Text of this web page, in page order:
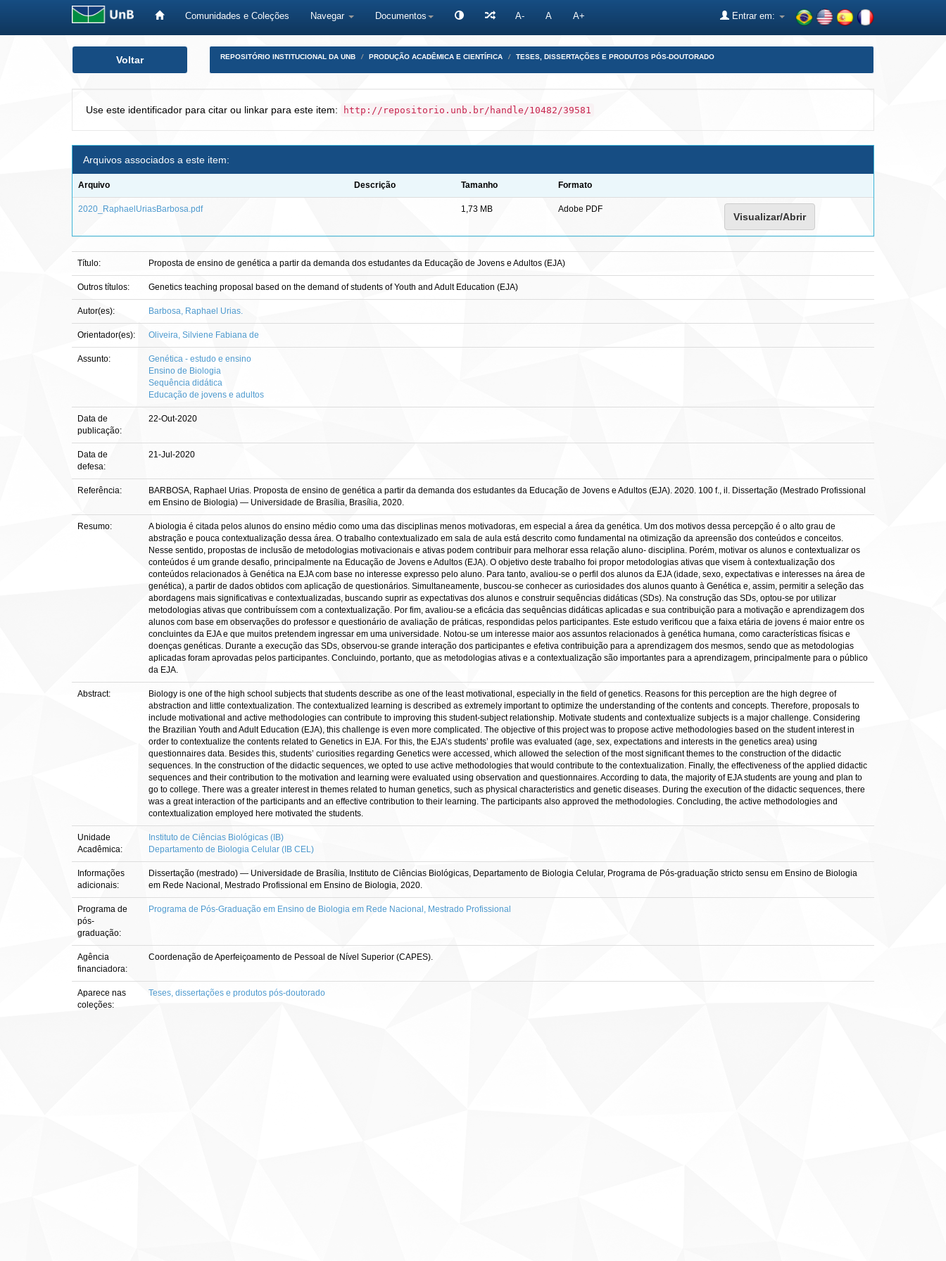
Comunidades e Coleções Navegar Documentos A- A A+ Entrar em:
Voltar REPOSITÓRIO INSTITUCIONAL DA UNB PRODUÇÃO ACADÊMICA E CIENTÍFICA TESES, DISSERTAÇÕES E PRODUTOS PÓS-DOUTORADO
Use este identificador para citar ou linkar para este item: http://repositorio.unb.br/handle/10482/39581
Arquivos associados a este item:
Arquivo Descrição Tamanho Formato
2020_RaphaelUriasBarbosa.pdf 1,73 MB Adobe PDF
Visualizar/Abrir
Título: Proposta de ensino de genética a partir da demanda dos estudantes da Educação de Jovens e Adultos (EJA)
Outros títulos: Genetics teaching proposal based on the demand of students of Youth and Adult Education (EJA)
Autor(es): Barbosa, Raphael Urias.
Orientador(es): Oliveira, Silviene Fabiana de
Assunto:
Genética - estudo e ensino
Ensino de Biologia
Sequência didática
Educação de jovens e adultos
Data de
publicação:
22-Out-2020
Data de
defesa:
21-Jul-2020
Referência:
BARBOSA, Raphael Urias. Proposta de ensino de genética a partir da demanda dos estudantes da Educação de Jovens e Adultos (EJA). 2020. 100 f., il. Dissertação (Mestrado Profissional
em Ensino de Biologia) — Universidade de Brasília, Brasília, 2020.
Resumo:
A biologia é citada pelos alunos do ensino médio como uma das disciplinas menos motivadoras, em especial a área da genética. Um dos motivos dessa percepção é o alto grau de
abstração e pouca contextualização dessa área. O trabalho contextualizado em sala de aula está descrito como fundamental na otimização da apreensão dos conteúdos e conceitos.
Nesse sentido, propostas de inclusão de metodologias motivacionais e ativas podem contribuir para melhorar essa relação aluno- disciplina. Porém, motivar os alunos e contextualizar os
conteúdos é um grande desafio, principalmente na Educação de Jovens e Adultos (EJA). O objetivo deste trabalho foi propor metodologias ativas que visem à contextualização dos
conteúdos relacionados à Genética na EJA com base no interesse expresso pelo aluno. Para tanto, avaliou-se o perfil dos alunos da EJA (idade, sexo, expectativas e interesses na área de
genética), a partir de dados obtidos com aplicação de questionários. Simultaneamente, buscou-se conhecer as curiosidades dos alunos quanto à Genética e, assim, permitir a seleção das
abordagens mais significativas e contextualizadas, buscando suprir as expectativas dos alunos e construir sequências didáticas (SDs). Na construção das SDs, optou-se por utilizar
metodologias ativas que contribuíssem com a contextualização. Por fim, avaliou-se a eficácia das sequências didáticas aplicadas e sua contribuição para a motivação e aprendizagem dos
alunos com base em observações do professor e questionário de avaliação de práticas, respondidas pelos participantes. Este estudo verificou que a faixa etária de jovens é maior entre os
concluintes da EJA e que muitos pretendem ingressar em uma universidade. Notou-se um interesse maior aos assuntos relacionados à genética humana, como características físicas e
doenças genéticas. Durante a execução das SDs, observou-se grande interação dos participantes e efetiva contribuição para a aprendizagem dos mesmos, sendo que as metodologias
aplicadas foram aprovadas pelos participantes. Concluindo, portanto, que as metodologias ativas e a contextualização são importantes para a aprendizagem, principalmente para o público
da EJA.
Abstract:
Biology is one of the high school subjects that students describe as one of the least motivational, especially in the field of genetics. Reasons for this perception are the high degree of
abstraction and little contextualization. The contextualized learning is described as extremely important to optimize the understanding of the contents and concepts. Therefore, proposals to
include motivational and active methodologies can contribute to improving this student-subject relationship. Motivate students and contextualize subjects is a major challenge. Considering
the Brazilian Youth and Adult Education (EJA), this challenge is even more complicated. The objective of this project was to propose active methodologies based on the student interest in
order to contextualize the contents related to Genetics in EJA. For this, the EJA’s students’ profile was evaluated (age, sex, expectations and interests in the genetics area) using
questionnaires data. Besides this, students’ curiosities regarding Genetics were accessed, which allowed the selection of the most significant themes to the construction of the didactic
sequences. In the construction of the didactic sequences, we opted to use active methodologies that would contribute to the contextualization. Finally, the effectiveness of the applied didactic
sequences and their contribution to the motivation and learning were evaluated using observation and questionnaires. According to data, the majority of EJA students are young and plan to
go to college. There was a greater interest in themes related to human genetics, such as physical characteristics and genetic diseases. During the execution of the didactic sequences, there
was a great interaction of the participants and an effective contribution to their learning. The participants also approved the methodologies. Concluding, the active methodologies and
contextualization employed here motivated the students.
Unidade
Acadêmica:
Instituto de Ciências Biológicas (IB)
Departamento de Biologia Celular (IB CEL)
Informações
adicionais:
Dissertação (mestrado) — Universidade de Brasília, Instituto de Ciências Biológicas, Departamento de Biologia Celular, Programa de Pós-graduação stricto sensu em Ensino de Biologia
em Rede Nacional, Mestrado Profissional em Ensino de Biologia, 2020.
Programa de
pós-
graduação:
Programa de Pós-Graduação em Ensino de Biologia em Rede Nacional, Mestrado Profissional
Agência
financiadora:
Coordenação de Aperfeiçoamento de Pessoal de Nível Superior (CAPES).
Aparece nas
coleções:
Teses, dissertações e produtos pós-doutorado